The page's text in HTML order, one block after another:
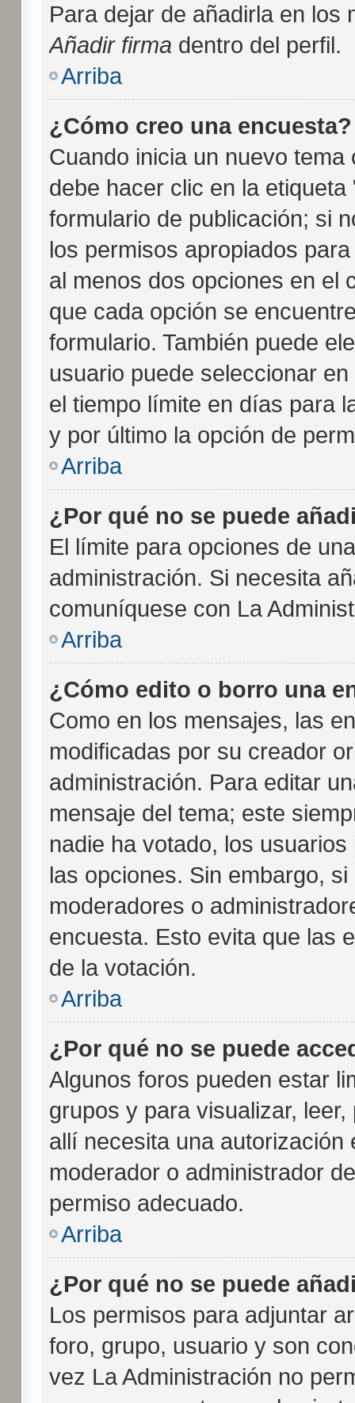
Para dejar de añadirla en los
Añadir firma dentro del perfil.
Arriba
¿Cómo creo una encuesta?
Cuando inicia un nuevo
debe hacer clic en la
formulario de publicación; si
los permisos apropiados
al menos dos opciones en el
que cada opción se
formulario. También puede
usuario puede seleccionar
el tiempo límite en días para
y por último la opción de
Arriba
¿Por qué no se puede
El límite para opciones de
administración. Si necesita
comuníquese con La
Arriba
¿Cómo edito o borro una
Como en los mensajes, las
modificadas por su creador
administración. Para editar
mensaje del tema; este
nadie ha votado, los
las opciones. Sin embargo,
moderadores o
encuesta. Esto evita que las
de la votación.
Arriba
¿Por qué no se puede
Algunos foros pueden estar
grupos y para visualizar,
allí necesita una
moderador o administrador
permiso adecuado.
Arriba
¿Por qué no se puede
Los permisos para adjuntar
foro, grupo, usuario y son
vez La Administración no